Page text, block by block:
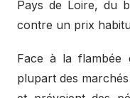
Pays de Loire, du
contre un prix
Face à la flambée
plupart des